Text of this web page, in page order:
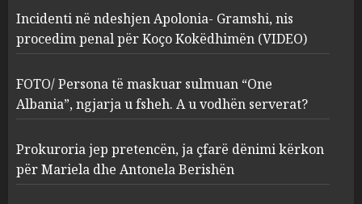
3
FOTO/ Persona të maskuar
sulmuan “One Albania”,
ngjarja u fsheh. A u vodhën
serverat?
MARCH 25, 2025
Prokuroria jep pretencën, ja
çfarë dënimi kërkon për
Incidenti në ndeshjen Apolonia- Gramshi, nis
procedim penal për Koço Kokëdhimën (VIDEO)
FOTO/ Persona të maskuar sulmuan “One
Albania”, ngjarja u fsheh. A u vodhën serverat?
Prokuroria jep pretencën, ja çfarë dënimi kërkon
për Mariela dhe Antonela Berishën